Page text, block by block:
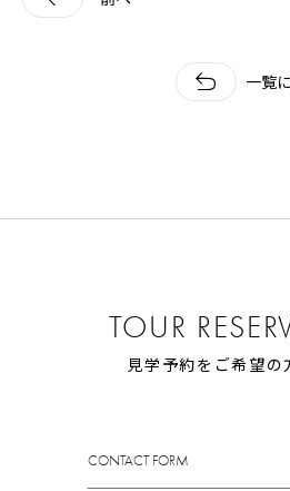
一覧
TOUR
見学予約をご希望の
CONTACT FORM